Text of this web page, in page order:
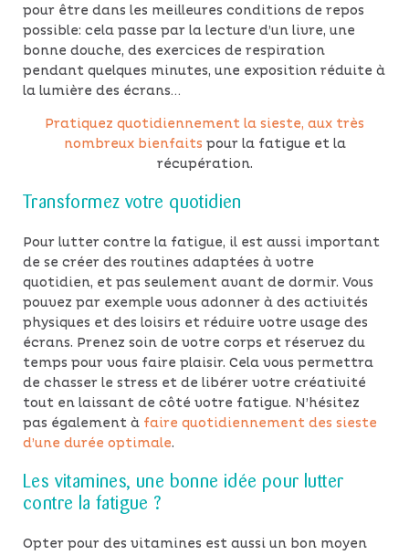
pour être dans les meilleures conditions de repos
possible: cela passe par la lecture d’un livre, une
bonne douche, des exercices de respiration
pendant quelques minutes, une exposition réduite à
la lumière des écrans…
Pratiquez quotidiennement la sieste, aux très
nombreux bienfaits pour la fatigue et la
récupération.
Transformez votre quotidien
Pour lutter contre la fatigue, il est aussi important
de se créer des routines adaptées à votre
quotidien, et pas seulement avant de dormir. Vous
pouvez par exemple vous adonner à des activités
physiques et des loisirs et réduire votre usage des
écrans. Prenez soin de votre corps et réservez du
temps pour vous faire plaisir. Cela vous permettra
de chasser le stress et de libérer votre créativité
tout en laissant de côté votre fatigue. N’hésitez
pas également à faire quotidiennement des sieste
d’une durée optimale.
Les vitamines, une bonne idée pour lutter
contre la fatigue ?
Opter pour des vitamines est aussi un bon moyen